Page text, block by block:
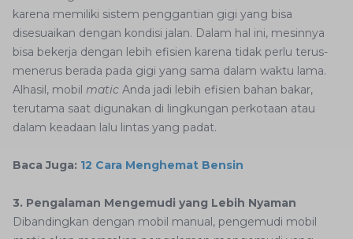
karena memiliki sistem penggantian gigi yang bisa
disesuaikan dengan kondisi jalan. Dalam hal ini, mesinnya
bisa bekerja dengan lebih efisien karena tidak perlu terus-
menerus berada pada gigi yang sama dalam waktu lama.
Alhasil, mobil matic Anda jadi lebih efisien bahan bakar,
terutama saat digunakan di lingkungan perkotaan atau
dalam keadaan lalu lintas yang padat.
Baca Juga: 12 Cara Menghemat Bensin
3. Pengalaman Mengemudi yang Lebih Nyaman
Dibandingkan dengan mobil manual, pengemudi mobil